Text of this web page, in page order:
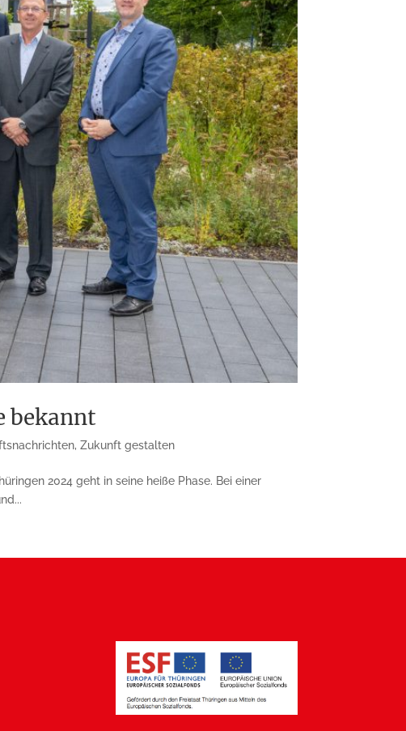
bekannt
,Zukunft gestalten
2024 geht in seine heiße Phase. Bei einer